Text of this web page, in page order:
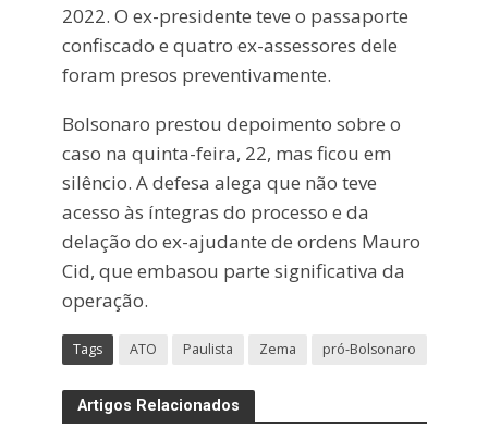
2022. O ex-presidente teve o passaporte
confiscado e quatro ex-assessores dele
foram presos preventivamente.
Bolsonaro prestou depoimento sobre o
caso na quinta-feira, 22, mas ficou em
silêncio. A defesa alega que não teve
acesso às íntegras do processo e da
delação do ex-ajudante de ordens Mauro
Cid, que embasou parte significativa da
operação.
Tags ATO Paulista Zema pró-Bolsonaro
Artigos Relacionados